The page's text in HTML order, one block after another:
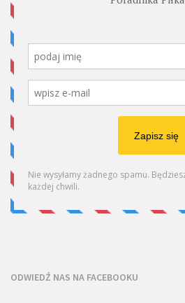
ODWIEDŹ NAS NA FACEBOOKU